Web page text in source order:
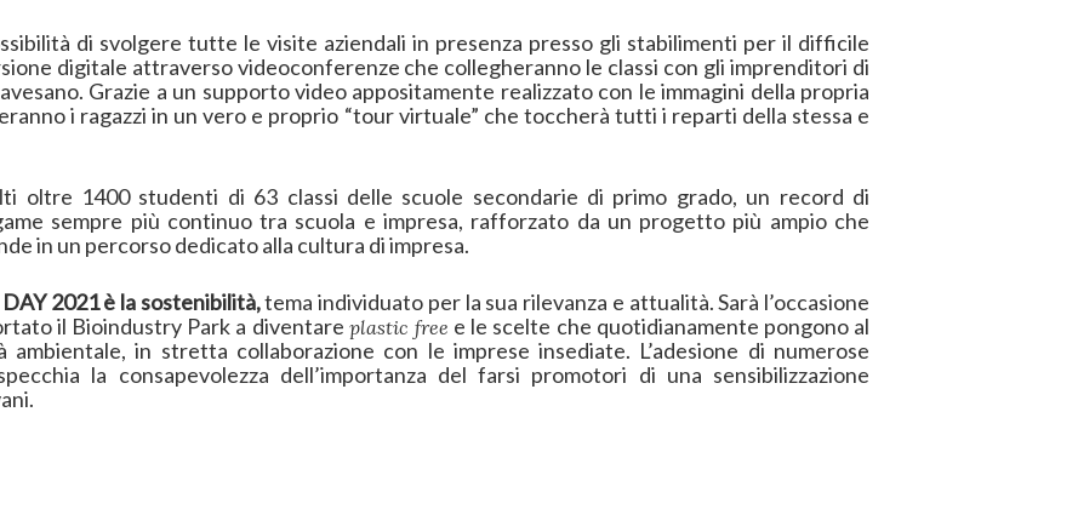
di svolgere tutte le visite aziendali in presenza presso gli stabilimenti per il difficile
digitale attraverso videoconferenze che collegheranno le classi con gli imprenditori di
Grazie a un supporto video appositamente realizzato con le immagini della propria
i ragazzi in un vero e proprio “tour virtuale” che toccherà tutti i reparti della stessa e
oltre 1400 studenti di 63 classi delle scuole secondarie di primo grado, un record di
sempre più continuo tra scuola e impresa, rafforzato da un progetto più ampio che
in un percorso dedicato alla cultura di impresa.
2021 è la sostenibilità,tema individuato per la sua rilevanza e attualità. Sarà l’occasione
il Bioindustry Park a diventare plastic free e le scelte che quotidianamente pongono al
ambientale, in stretta collaborazione con le imprese insediate. L’adesione di numerose
la consapevolezza dell’importanza del farsi promotori di una sensibilizzazione